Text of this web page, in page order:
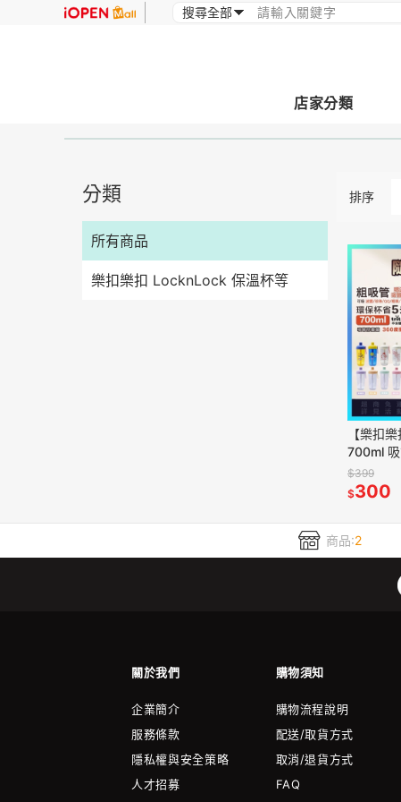
店家分類
分類
所有商品
樂扣樂扣 LocknLock 保溫杯等
排序
【樂扣
700ml 吸
管 附吸
拌杯
$399
$300
商品:2
關於我們 購物須知
企業簡介
服務條款
隱私權與安全策略
人才招募
購物流程說明
配送/取貨方式
取消/退貨方式
FAQ